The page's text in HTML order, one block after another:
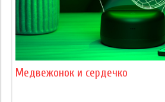
Медвежонок и сердечко